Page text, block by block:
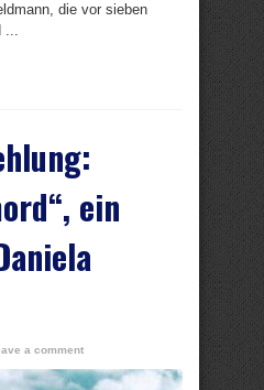
die vor sieben
...
ein
a comment